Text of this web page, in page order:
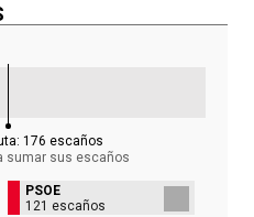
176 escaños
sumar sus escaños
PSOE
121 escaños